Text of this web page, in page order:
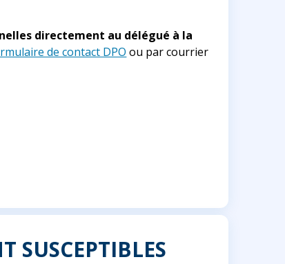
directement au délégué à la
de contact DPO ou par courrier
SUSCEPTIBLES